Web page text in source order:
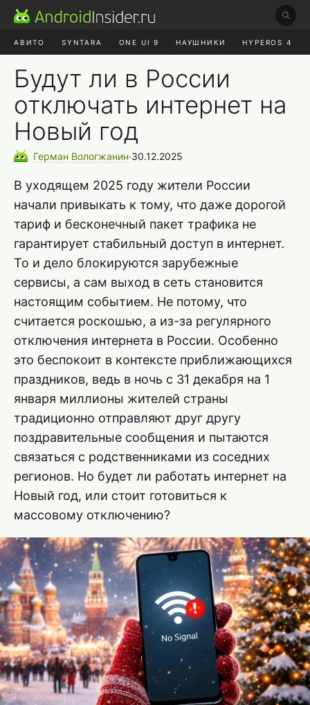
АВИТО SYNTARA ONE UI 9 НАУШНИКИ HYPEROS 4
Будут ли в России
отключать интернет на
Новый год
Герман Вологжанин∙30.12.2025
В уходящем 2025 году жители России
начали привыкать к тому, что даже дорогой
тариф и бесконечный пакет трафика не
гарантирует стабильный доступ в интернет.
То и дело блокируются зарубежные
сервисы, а сам выход в сеть становится
настоящим событием. Не потому, что
считается роскошью, а из-за регулярного
отключения интернета в России. Особенно
это беспокоит в контексте приближающихся
праздников, ведь в ночь с 31 декабря на 1
января миллионы жителей страны
традиционно отправляют друг другу
поздравительные сообщения и пытаются
связаться с родственниками из соседних
регионов. Но будет ли работать интернет на
Новый год, или стоит готовиться к
массовому отключению?